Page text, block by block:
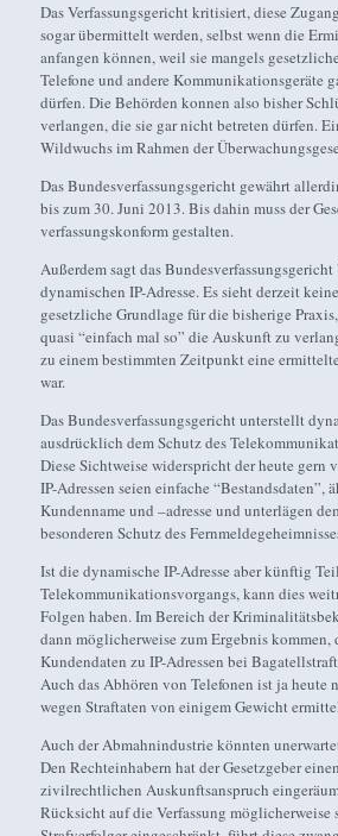
Das Verfassungsgericht kritisiert, diese
sogar übermittelt werden, selbst wenn die
anfangen können, weil sie mangels
Telefone und andere Kommunikationsgeräte
dürfen. Die Behörden konnen also bisher
verlangen, die sie gar nicht betreten dürfen.
Wildwuchs im Rahmen der
Das Bundesverfassungsgericht gewährt
bis zum 30. Juni 2013. Bis dahin muss der
verfassungskonform gestalten.
Außerdem sagt das Bundesverfassungsgericht
dynamischen IP-Adresse. Es sieht derzeit
gesetzliche Grundlage für die bisherige
quasi “einfach mal so” die Auskunft zu
zu einem bestimmten Zeitpunkt eine
war.
Das Bundesverfassungsgericht unterstellt
ausdrücklich dem Schutz des
Diese Sichtweise widerspricht der heute gern
IP-Adressen seien einfache “Bestandsdaten”,
Kundenname und –adresse und unterlägen
besonderen Schutz des
Ist die dynamische IP-Adresse aber künftig
Telekommunikationsvorgangs, kann dies
Folgen haben. Im Bereich der
dann möglicherweise zum Ergebnis kommen,
Kundendaten zu IP-Adressen bei
Auch das Abhören von Telefonen ist ja heute
wegen Straftaten von einigem Gewicht
Auch der Abmahnindustrie könnten
Den Rechteinhabern hat der Gesetzgeber
zivilrechtlichen Auskunftsanspruch
Rücksicht auf die Verfassung möglicherweise